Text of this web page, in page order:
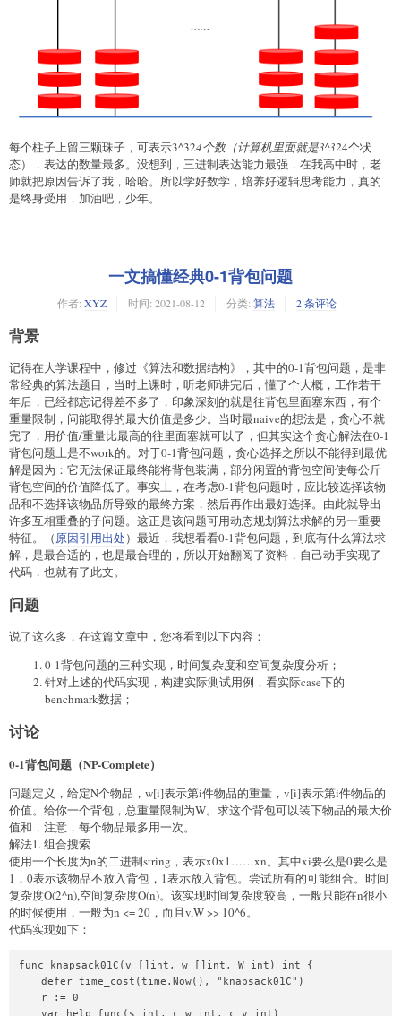
每个柱子上留三颗珠子，可表示3^324个数（计算机里面就是3^324个状
态），表达的数量最多。没想到，三进制表达能力最强，在我高中时，老
师就把原因告诉了我，哈哈。所以学好数学，培养好逻辑思考能力，真的
是终身受用，加油吧，少年。
一文搞懂经典0-1背包问题
作者: XYZ 时间: 2021-08-12 分类: 算法 2 条评论
背景
记得在大学课程中，修过《算法和数据结构》，其中的0-1背包问题，是非
常经典的算法题目，当时上课时，听老师讲完后，懂了个大概，工作若干
年后，已经都忘记得差不多了，印象深刻的就是往背包里面塞东西，有个
重量限制，问能取得的最大价值是多少。当时最naive的想法是，贪心不就
完了，用价值/重量比最高的往里面塞就可以了，但其实这个贪心解法在0-1
背包问题上是不work的。对于0-1背包问题，贪心选择之所以不能得到最优
解是因为：它无法保证最终能将背包装满，部分闲置的背包空间使每公斤
背包空间的价值降低了。事实上，在考虑0-1背包问题时，应比较选择该物
品和不选择该物品所导致的最终方案，然后再作出最好选择。由此就导出
许多互相重叠的子问题。这正是该问题可用动态规划算法求解的另一重要
特征。（原因引用出处）最近，我想看看0-1背包问题，到底有什么算法求
解，是最合适的，也是最合理的，所以开始翻阅了资料，自己动手实现了
代码，也就有了此文。
问题
说了这么多，在这篇文章中，您将看到以下内容：
0-1背包问题的三种实现，时间复杂度和空间复杂度分析；
针对上述的代码实现，构建实际测试用例，看实际case下的
benchmark数据；
讨论
0-1背包问题（NP-Complete）
问题定义，给定N个物品，w[i]表示第i件物品的重量，v[i]表示第i件物品的
价值。给你一个背包，总重量限制为W。求这个背包可以装下物品的最大价
值和，注意，每个物品最多用一次。
解法1. 组合搜索
使用一个长度为n的二进制string，表示x0x1……xn。其中xi要么是0要么是
1，0表示该物品不放入背包，1表示放入背包。尝试所有的可能组合。时间
复杂度O(2^n),空间复杂度O(n)。该实现时间复杂度较高，一般只能在n很小
的时候使用，一般为n <= 20，而且v,W >> 10^6。
代码实现如下：
func knapsack01C(v []int, w []int, W int) int {